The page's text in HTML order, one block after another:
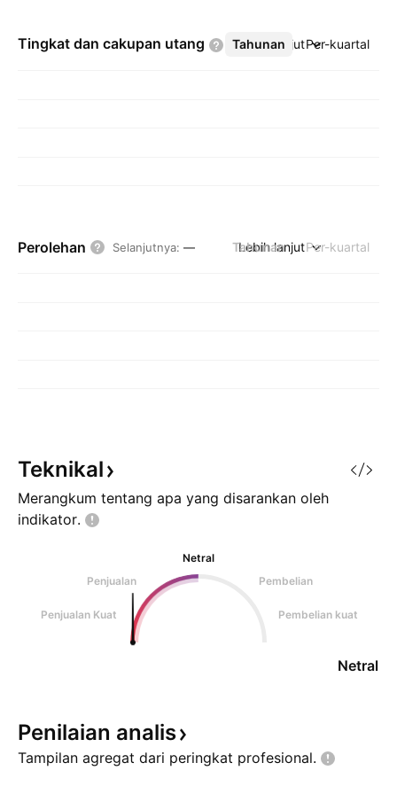
Tingkat dan cakupan utang Tahunan Per-kuartal
Lebih lanjut
Perolehan Selanjutnya: — Tahunan Per-kuartal
Lebih lanjut
Teknikal
Merangkum tentang apa yang disarankan oleh
indikator.
Netral
Penjualan
Pembelian
Penjualan Kuat Pembelian kuat
Netral
Penilaian analis
Tampilan agregat dari peringkat profesional.